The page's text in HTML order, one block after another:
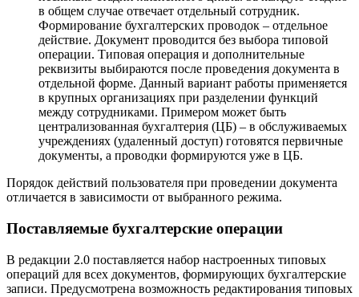
в общем случае отвечает отдельный сотрудник.
Формирование бухгалтерских проводок – отдельное
действие. Документ проводится без выбора типовой
операции. Типовая операция и дополнительные
реквизиты выбираются после проведения документа в
отдельной форме. Данный вариант работы применяется
в крупных организациях при разделении функций
между сотрудниками. Примером может быть
централизованная бухгалтерия (ЦБ) – в обслуживаемых
учреждениях (удаленный доступ) готовятся первичные
документы, а проводки формируются уже в ЦБ.
Порядок действий пользователя при проведении документа
отличается в зависимости от выбранного режима.
Поставляемые бухгалтерские операции
В редакции 2.0 поставляется набор настроенных типовых
операций для всех документов, формирующих бухгалтерские
записи. Предусмотрена возможность редактирования типовых